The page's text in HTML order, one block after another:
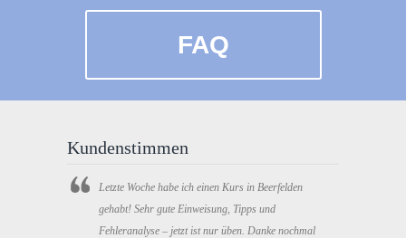
FAQ
Kundenstimmen
Letzte Woche habe ich einen Kurs in Beerfelden
gehabt! Sehr gute Einweisung, Tipps und
Fehleranalyse – jetzt ist nur üben. Danke nochmal